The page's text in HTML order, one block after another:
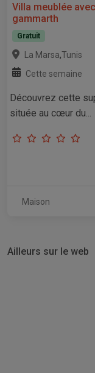
Villa meublée
gammarth
Gratuit
La Marsa,Tunis
Cette semaine
Découvrez cette
située au cœur du...
Maison
Ailleurs sur le web